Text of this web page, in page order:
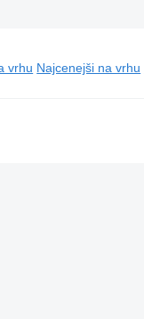
vrhu Najcenejši na vrhu